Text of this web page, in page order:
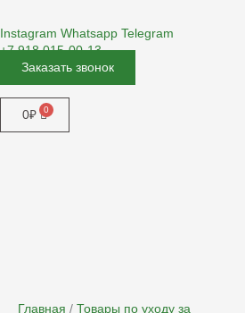
Instagram Whatsapp Telegram
+7 918 015-00-13
Заказать звонок
Меню
0₽
Главная / Товары по уходу за